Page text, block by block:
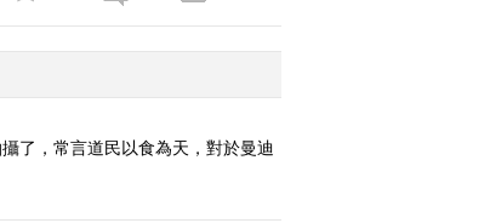
2011-03-16 02:34:23
集 博城风云
了，常言道民以食為天，對於曼迪